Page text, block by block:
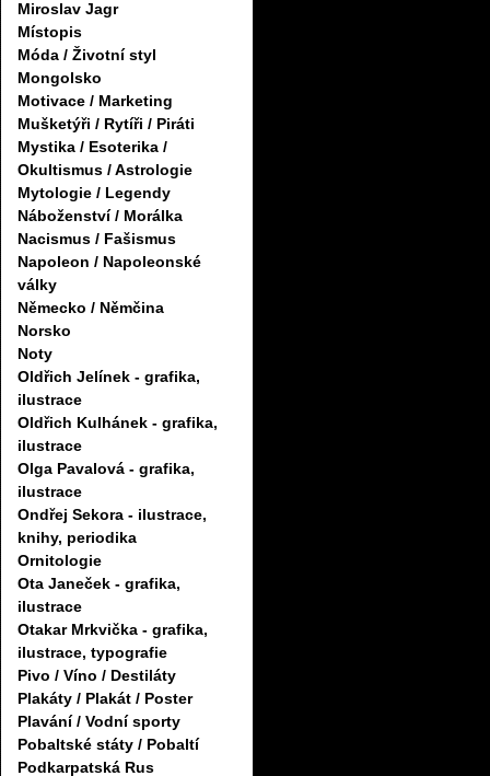
Miroslav Jagr
Místopis
Móda / Životní styl
Mongolsko
Motivace / Marketing
Mušketýři / Rytíři / Piráti
Mystika / Esoterika /
Okultismus / Astrologie
Mytologie / Legendy
Náboženství / Morálka
Nacismus / Fašismus
Napoleon / Napoleonské
války
Německo / Němčina
Norsko
Noty
Oldřich Jelínek - grafika,
ilustrace
Oldřich Kulhánek - grafika,
ilustrace
Olga Pavalová - grafika,
ilustrace
Ondřej Sekora - ilustrace,
knihy, periodika
Ornitologie
Ota Janeček - grafika,
ilustrace
Otakar Mrkvička - grafika,
ilustrace, typografie
Pivo / Víno / Destiláty
Plakáty / Plakát / Poster
Plavání / Vodní sporty
Pobaltské státy / Pobaltí
Podkarpatská Rus